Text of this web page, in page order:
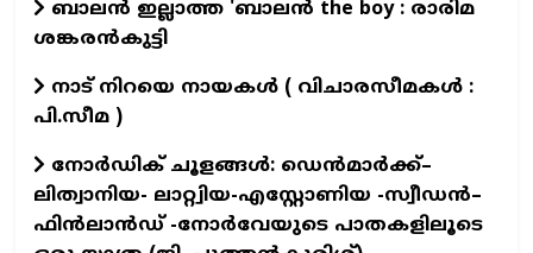
ബാലൻ ഇല്ലാത്ത 'ബാലൻ the boy : രാരിമ
ശങ്കരൻകുട്ടി
നാട് നിറയെ നായകൾ ( വിചാരസീമകൾ :
പി.സീമ )
നോർഡിക് ചൂളങ്ങൾ: ഡെൻമാർക്ക്–
ലിത്വാനിയ- ലാറ്റ്വിയ-എസ്റ്റോണിയ -സ്വീഡൻ–
ഫിൻലാൻഡ് -നോർവേയുടെ പാതകളിലൂടെ